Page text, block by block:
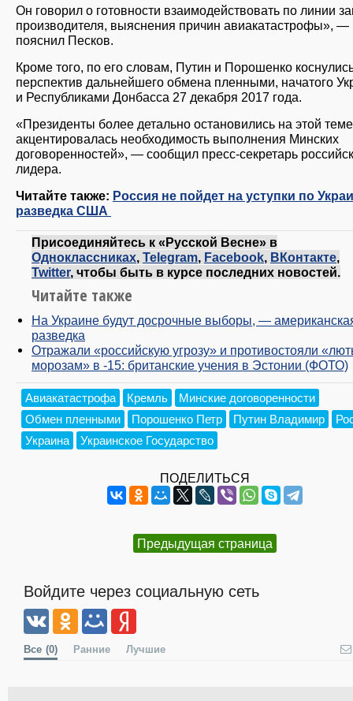
Он говорил о готовности взаимодействовать по линии
производителя, выяснения причин авиакатастрофы», —
пояснил Песков.
Кроме того, по его словам, Путин и Порошенко
перспектив дальнейшего обмена пленными, начатого
и Республиками Донбасса 27 декабря 2017 года.
«Президенты более детально остановились на этой
акцентировалась необходимость выполнения Минских
договоренностей», — сообщил пресс-секретарь
лидера.
Читайте также: Россия не пойдет на уступки по
разведка США
Присоединяйтесь к «Русской Весне» в
Одноклассниках, Telegram, Facebook, ВКонтакте,
Twitter, чтобы быть в курсе последних новостей.
Читайте также
На Украине будут досрочные выборы, —
разведка
Отражали «российскую угрозу» и противостояли
морозам» в -15: британские учения в Эстонии (ФОТО)
Авиакатастрофа Кремль
Минские договоренности
Обмен пленными
Порошенко Петр Путин Владимир
Украина
Украинское Государство
ПОДЕЛИТЬСЯ
Предыдущая страница
Войдите через социальную сеть
Все (0) Ранние Лучшие